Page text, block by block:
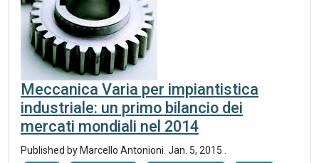
Meccanica Varia per impiantistica
industriale: un primo bilancio dei
mercati mondiali nel 2014
Published by Marcello Antonioni. Jan. 5, 2015